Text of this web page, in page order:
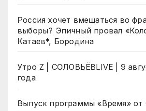
Россия хочет вмешаться во
выборы? Эпичный провал
Катаев*, Бородина
Утро Z | СОЛОВЬЁВLIVE | 9
года
Выпуск программы «Время» от